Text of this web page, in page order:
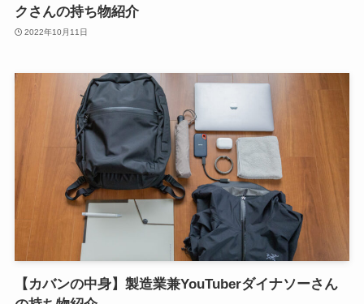
クさんの持ち物紹介
2022年10月11日
【カバンの中身】製造業兼YouTuberダイナソーさん